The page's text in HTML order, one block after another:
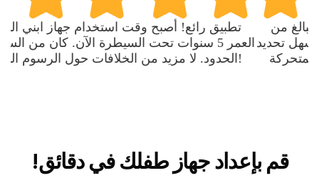
تطبيق رائع! أصبح وقت استخدام جهاز ابني البالغ من
العمر 5 سنوات تحت السيطرة الآن. كان من السهل تحديد
الحدود. لا مزيد من الخلافات حول الرسوم المتحركة!
قم بإعداد جهاز طفلك في دقائق!